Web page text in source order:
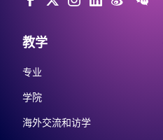
教学
专业
学院
海外交流和访学